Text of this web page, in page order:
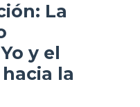
La
y el
la